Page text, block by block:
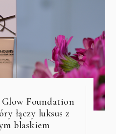
Foundation
łączy luksus z
blaskiem